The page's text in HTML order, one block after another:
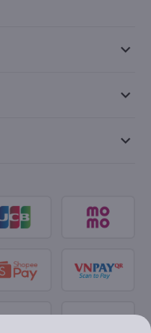
keyboard_arrow_down
keyboard_arrow_down
keyboard_arrow_down